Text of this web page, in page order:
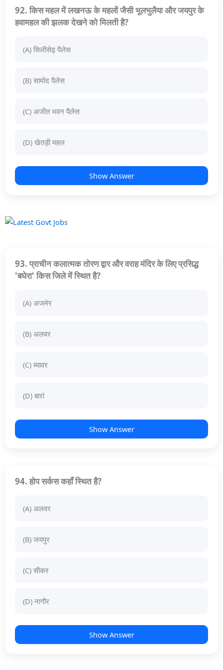
92. किस महल में लखनऊ के महलों जैसी भूलभुलैया और जयपुर के
हवामहल की झलक देखने को मिलती है?
(A) सिलीसेढ़ पैलेस
(B) सामोद पैलेस
(C) अजीत भवन पैलेस
(D) खेतड़ी महल
Show Answer
93. प्राचीन कलात्मक तोरण द्वार और वराह मंदिर के लिए प्रसिद्ध
'बघेरा' किस जिले में स्थित है?
(A) अजमेर
(B) अलवर
(C) ब्यावर
(D) बारां
Show Answer
94. होप सर्कस कहाँ स्थित है?
(A) अलवर
(B) जयपुर
(C) सीकर
(D) नागौर
Show Answer